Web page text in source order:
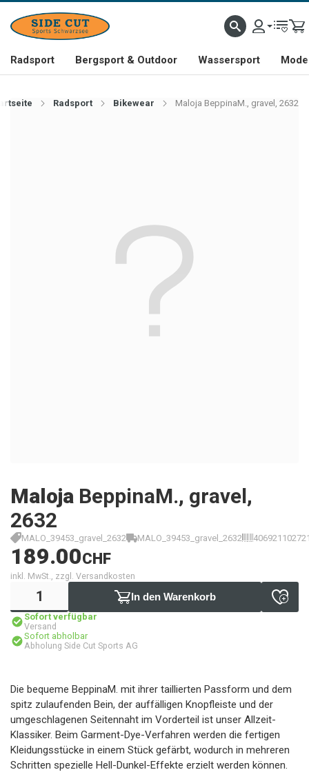
Radsport Bergsport & Outdoor Wassersport
Radsport Bikewear Maloja BeppinaM., gravel, 2632
Maloja BeppinaM., gravel,
2632
MALO_39453_gravel_2632 MALO_39453_gravel_2632
189.00CHF
inkl. MwSt., zzgl. Versandkosten
In den Warenkorb
Sofort verfügbar
Versand
Sofort abholbar
Abholung Side Cut Sports AG
Die bequeme BeppinaM. mit ihrer taillierten Passform und dem
spitz zulaufenden Bein, der auffälligen Knopfleiste und der
umgeschlagenen Seitennaht im Vorderteil ist unser Allzeit-
Klassiker. Beim Garment-Dye-Verfahren werden die fertigen
Kleidungsstücke in einem Stück gefärbt, wodurch in mehreren
Schritten spezielle Hell-Dunkel-Effekte erzielt werden können.